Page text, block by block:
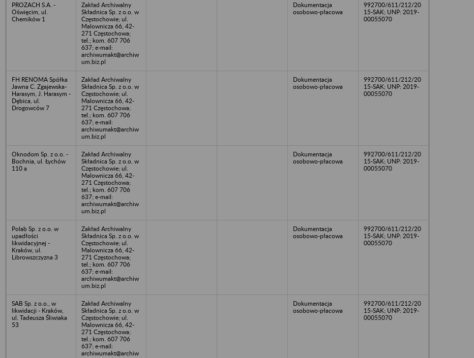
PROZACH S.A. -
Oświęcim, ul.
Chemików 1
Zakład Archiwalny
Składnica Sp. z o.o. w
Częstochowie; ul.
Malownicza 66, 42-
271 Częstochowa;
tel.; kom. 607 706
637; e-mail:
archiwumakt@archiw
um.biz.pl
Dokumentacja
osobowo-płacowa
992700/611/212/20
15-SAK; UNP: 2019-
00055070
FH RENOMA Spółka
Jawna C. Zgajewska-
Harasym, J. Harasym -
Dębica, ul.
Drogowców 7
Zakład Archiwalny
Składnica Sp. z o.o. w
Częstochowie; ul.
Malownicza 66, 42-
271 Częstochowa;
tel.; kom. 607 706
637; e-mail:
archiwumakt@archiw
um.biz.pl
Dokumentacja
osobowo-płacowa
992700/611/212/20
15-SAK; UNP: 2019-
00055070
Oknodom Sp. z o.o. -
Bochnia, ul. Łychów
110 a
Zakład Archiwalny
Składnica Sp. z o.o. w
Częstochowie; ul.
Malownicza 66, 42-
271 Częstochowa;
tel.; kom. 607 706
637; e-mail:
archiwumakt@archiw
um.biz.pl
Dokumentacja
osobowo-płacowa
992700/611/212/20
15-SAK; UNP: 2019-
00055070
Polab Sp. z o.o. w
upadłości
likwidacyjnej -
Kraków, ul.
Librowszczyzna 3
Zakład Archiwalny
Składnica Sp. z o.o. w
Częstochowie; ul.
Malownicza 66, 42-
271 Częstochowa;
tel.; kom. 607 706
637; e-mail:
archiwumakt@archiw
um.biz.pl
Dokumentacja
osobowo-płacowa
992700/611/212/20
15-SAK; UNP: 2019-
00055070
SAB Sp. z o.o., w
likwidacji - Kraków,
ul. Tadeusza Śliwiaka
53
Zakład Archiwalny
Składnica Sp. z o.o. w
Częstochowie; ul.
Malownicza 66, 42-
271 Częstochowa;
tel.; kom. 607 706
637; e-mail:
archiwumakt@archiw
Dokumentacja
osobowo-płacowa
992700/611/212/20
15-SAK; UNP: 2019-
00055070